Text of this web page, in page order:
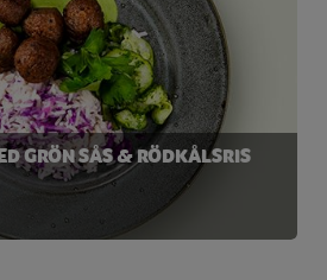
GRÖN SÅS & RÖDKÅLSRIS